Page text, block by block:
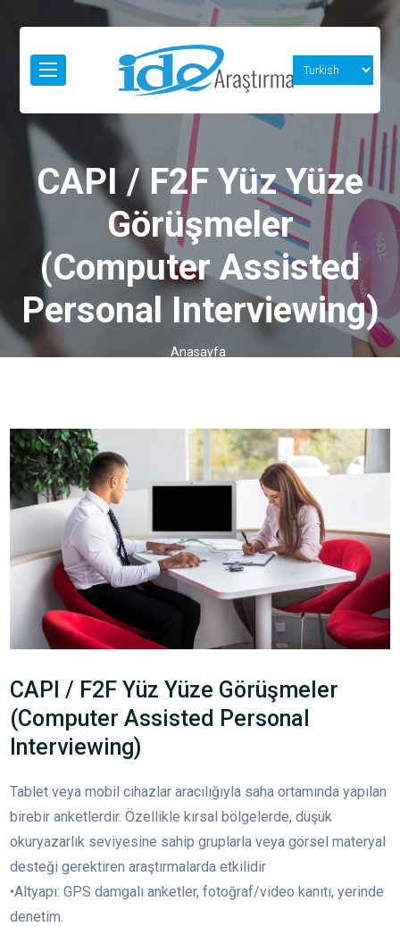
CAPI / F2F Yüz Yüze
Görüşmeler
(Computer Assisted
Personal Interviewing)
Anasayfa
CAPI / F2F Yüz Yüze Görüşmeler
(Computer Assisted Personal
Interviewing)
Tablet veya mobil cihazlar aracılığıyla saha ortamında yapılan
birebir anketlerdir. Özellikle kırsal bölgelerde, düşük
okuryazarlık seviyesine sahip gruplarla veya görsel materyal
desteği gerektiren araştırmalarda etkilidir
•Altyapı: GPS damgalı anketler, fotoğraf/video kanıtı, yerinde
denetim.